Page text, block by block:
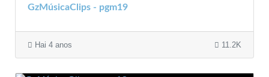
GzMúsicaClips - pgm19
Hai 4 anos 11.2K